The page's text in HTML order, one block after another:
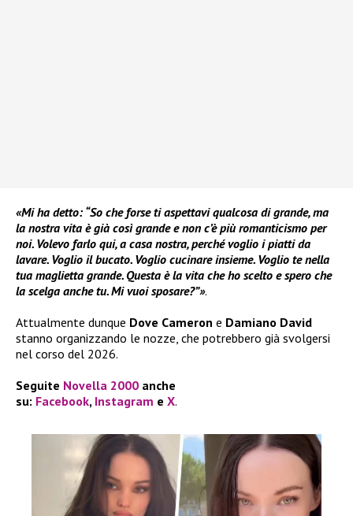
«Mi ha detto: “So che forse ti aspettavi qualcosa di grande, ma
la nostra vita è già così grande e non c’è più romanticismo per
noi. Volevo farlo qui, a casa nostra, perché voglio i piatti da
lavare. Voglio il bucato. Voglio cucinare insieme. Voglio te nella
tua maglietta grande. Questa è la vita che ho scelto e spero che
la scelga anche tu. Mi vuoi sposare?”».
Attualmente dunque Dove Cameron e Damiano David
stanno organizzando le nozze, che potrebbero già svolgersi
nel corso del 2026.
Seguite Novella 2000 anche
su: Facebook, Instagram e X.